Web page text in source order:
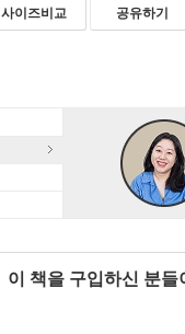
사이즈비교 공유하기
이 책을 구입하신 분